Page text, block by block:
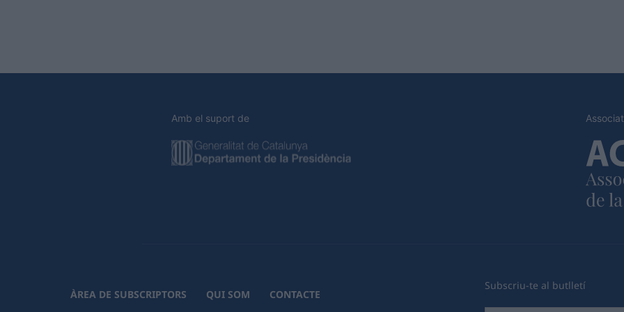
Amb el suport de
ÀREA DE SUBSCRIPTORS QUI SOM CONTACTE
Subscriu-te al butlletí